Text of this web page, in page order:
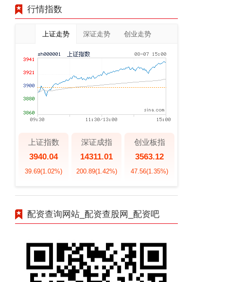
行情指数
上证走势 深证走势 创业走势
上证指数
3940.04
39.69(1.02%)
深证成指
14311.01
200.89(1.42%)
创业板指
3563.12
47.56(1.35%)
配资查询网站_配资查股网_配资吧